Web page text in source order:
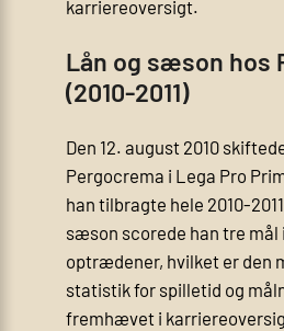
karriereoversigt.
Lån og sæson hos
(2010-2011)
Den 12. august 2010
Pergocrema i Lega Pro
han tilbragte hele 2010-
sæson scorede han tre mål
optrædener, hvilket er den
statistik for spilletid og
fremhævet i